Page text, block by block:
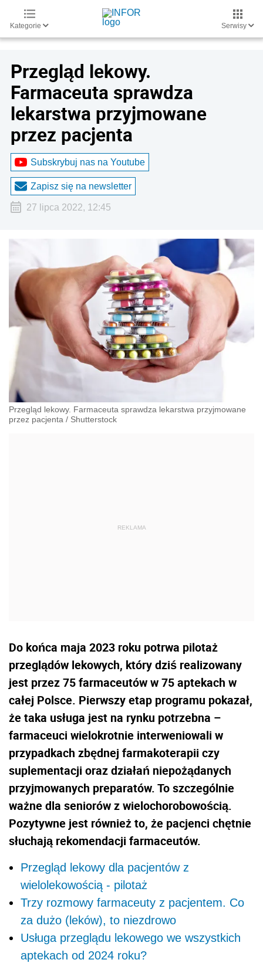
Kategorie Serwisy
Przegląd lekowy.
Farmaceuta sprawdza
lekarstwa przyjmowane
przez pacjenta
Subskrybuj nas na Youtube
Zapisz się na newsletter
27 lipca 2022, 12:45
Przegląd lekowy. Farmaceuta sprawdza lekarstwa przyjmowane
przez pacjenta / Shutterstock
Do końca maja 2023 roku potrwa pilotaż
przeglądów lekowych, który dziś realizowany
jest przez 75 farmaceutów w 75 aptekach w
całej Polsce. Pierwszy etap programu pokazał,
że taka usługa jest na rynku potrzebna –
farmaceuci wielokrotnie interweniowali w
przypadkach zbędnej farmakoterapii czy
suplementacji oraz działań niepożądanych
przyjmowanych preparatów. To szczególnie
ważne dla seniorów z wielochorobowością.
Pozytywne jest również to, że pacjenci chętnie
słuchają rekomendacji farmaceutów.
Przegląd lekowy dla pacjentów z
wielolekowością - pilotaż
Trzy rozmowy farmaceuty z pacjentem. Co
za dużo (leków), to niezdrowo
Usługa przeglądu lekowego we wszystkich
aptekach od 2024 roku?